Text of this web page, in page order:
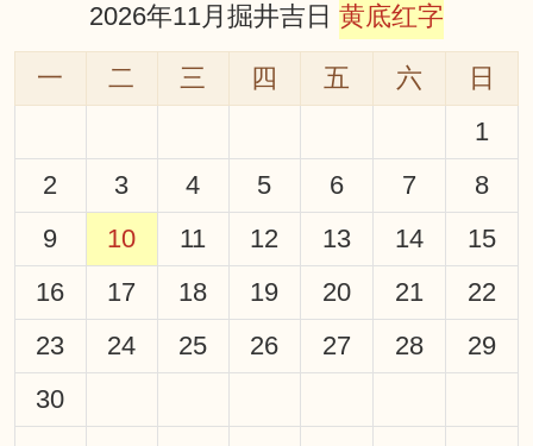
2026年11月掘井吉日 黄底红字
一 二 三 四 五 六
日
1
2
3 4 5 6 7
8
9
10 11 12 13 14
15
16
17 18 19 20 21
22
23
24 25 26 27 28
29
30